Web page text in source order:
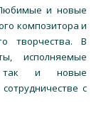
и новые
композитора и
творчества. В
исполняемые
так и новые
с